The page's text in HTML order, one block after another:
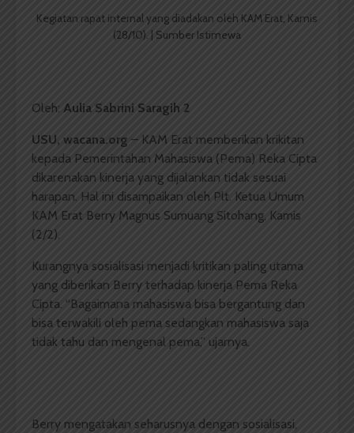
Kegiatan rapat internal yang diadakan oleh KAM Erat, Kamis
(28/10). | Sumber Istimewa
Oleh: Aulia Sabrini Saragih 2
USU, wacana.org – KAM Erat memberikan krikitan
kepada Pemerintahan Mahasiswa (Pema) Reka Cipta
dikarenakan kinerja yang dijalankan tidak sesuai
harapan. Hal ini disampaikan oleh Plt. Ketua Umum
KAM Erat Berry Magnus Sumuang Sitohang, Kamis
(2/2).
Kurangnya sosialisasi menjadi kritikan paling utama
yang diberikan Berry terhadap kinerja Pema Reka
Cipta. “Bagaimana mahasiswa bisa bergantung dan
bisa terwakili oleh pema sedangkan mahasiswa saja
tidak tahu dan mengenal pema,” ujarnya.
Berry mengatakan seharusnya dengan sosialisasi,